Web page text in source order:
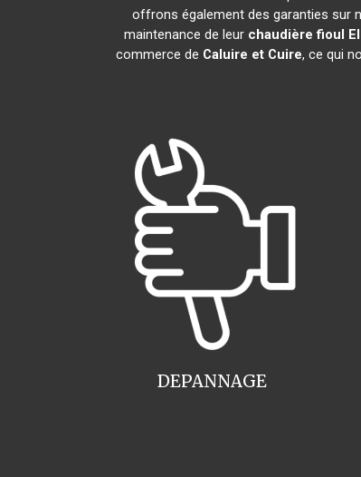
offrons également des garanties sur
maintenance de leur chaudière fioul
commerce de Caluire et Cuire, ce qui
DEPANNAGE